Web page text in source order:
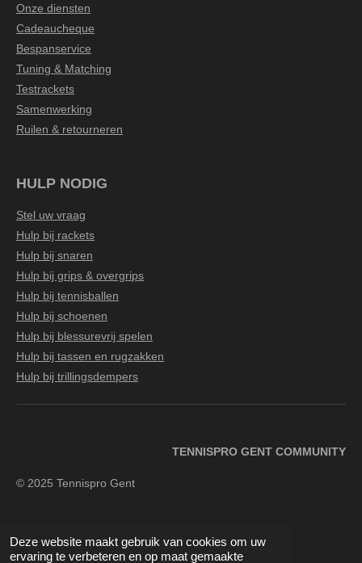
Deze website maakt gebruik van cookies om uw
ervaring te verbeteren en op maat gemaakte
Onze diensten
Cadeaucheque
Bespanservice
Tuning & Matching
Testrackets
Samenwerking
Ruilen & retourneren
HULP NODIG
Stel uw vraag
Hulp bij rackets
Hulp bij snaren
Hulp bij grips & overgrips
Hulp bij tennisballen
Hulp bij schoenen
Hulp bij blessurevrij spelen
Hulp bij tassen en rugzakken
Hulp bij trillingsdempers
TENNISPRO GENT COMMUNITY
© 2025 Tennispro Gent
F I Y